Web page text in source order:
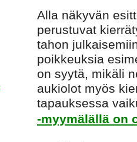
Alla näkyvän
perustuvat
tahon
poikkeuksia
on syytä, mikäli
aukiolot myös
tapauksessa
-myymälällä on